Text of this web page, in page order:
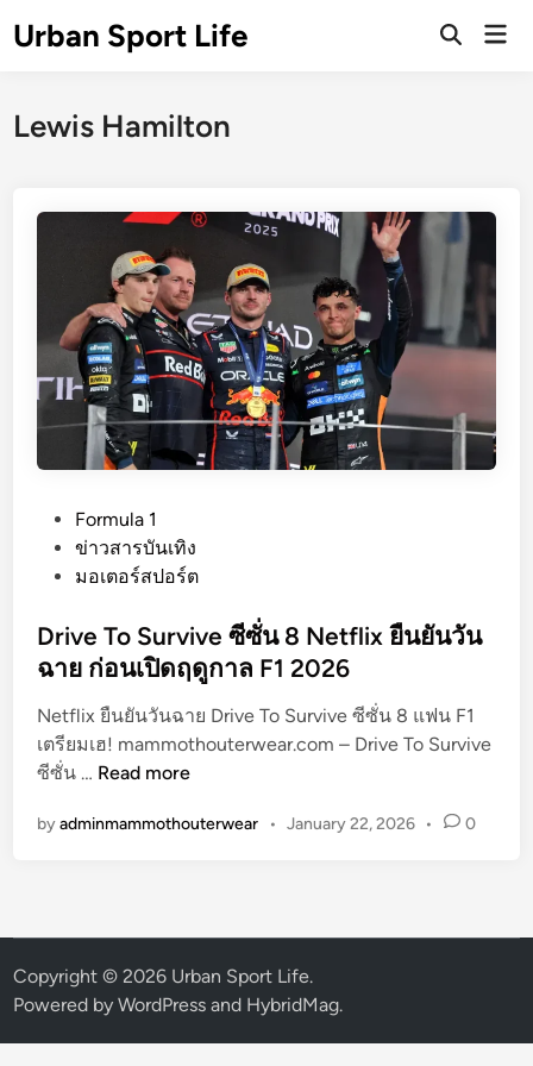
toUrban Sport Life
Open
Lewis Hamilton
e
d
n
Formula 1
ข่าวสารบันเทิง
มอเตอร์สปอร์ต
Drive To Survive ซีซั่น 8 Netflix ยืนยันวัน
ฉาย ก่อนเปิดฤดูกาล F1 2026
Netflix ยืนยันวันฉาย Drive To Survive ซีซั่น 8 แฟน F1
เตรียมเฮ! mammothouterwear.com – Drive To Survive
ซีซั่น … D
i
o
S
u
Read more
byadminmammothouterwear • January 22, 2026 • 0
Copyright © 2026 Urban Sport Life.
Powered byWordPress and HybridMag.